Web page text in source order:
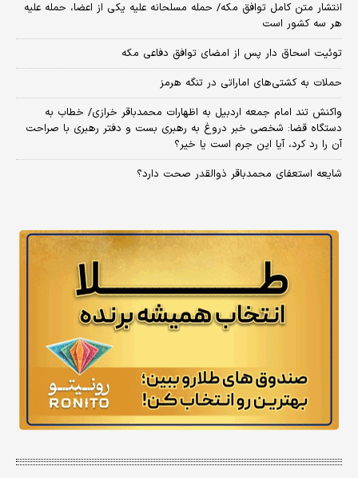
انتشار متن کامل توافق مکه/ حمله مسلحانه علیه یکی از اعضا، حمله علیه
هر سه کشور است
توئیت اسحاق دار پس از امضای توافق دفاعی مکه
حملات به کشتی‌های اماراتی در تنگه هرمز
واکنش تند امام جمعه اردبیل به اظهارات محمدباقر خرازی/ خطاب به
دستگاه قضا: شخصی خبر دروغ به رهبری بست و دفتر رهبری با صراحت
آن را رد کرد، آیا این جرم است یا خیر؟
شایعه استعفای محمدباقر ذوالقدر صحت دارد؟